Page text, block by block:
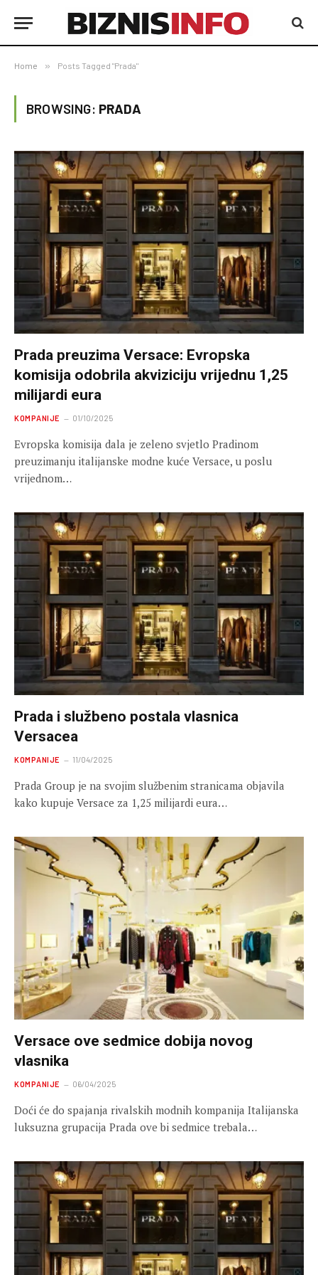
Home » Posts Tagged "Prada"
BROWSING: PRADA
Prada preuzima Versace: Evropska
komisija odobrila akviziciju vrijednu 1,25
milijardi eura
KOMPANIJE 01/10/2025
Evropska komisija dala je zeleno svjetlo Pradinom
preuzimanju italijanske modne kuće Versace, u poslu
vrijednom…
Prada i službeno postala vlasnica
Versacea
KOMPANIJE 11/04/2025
Prada Group je na svojim službenim stranicama objavila
kako kupuje Versace za 1,25 milijardi eura…
Versace ove sedmice dobija novog
vlasnika
KOMPANIJE 06/04/2025
Doći će do spajanja rivalskih modnih kompanija Italijanska
luksuzna grupacija Prada ove bi sedmice trebala…